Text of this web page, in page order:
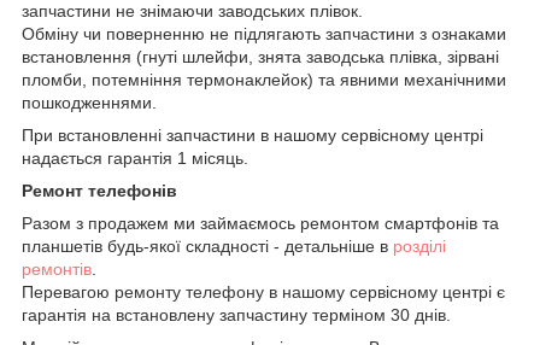
запчастини не знімаючи заводських плівок.
Обміну чи поверненню не підлягають запчастини з ознаками
встановлення (гнуті шлейфи, знята заводська плівка, зірвані
пломби, потемніння термонаклейок) та явними механічними
пошкодженнями.
При встановленні запчастини в нашому сервісному центрі
надається гарантія 1 місяць.
Ремонт телефонів
Разом з продажем ми займаємось ремонтом смартфонів та
планшетів будь-якої складності - детальніше в розділі
ремонтів
Перевагою ремонту телефону в нашому сервісному центрі є
гарантія на встановлену запчастину терміном 30 днів.